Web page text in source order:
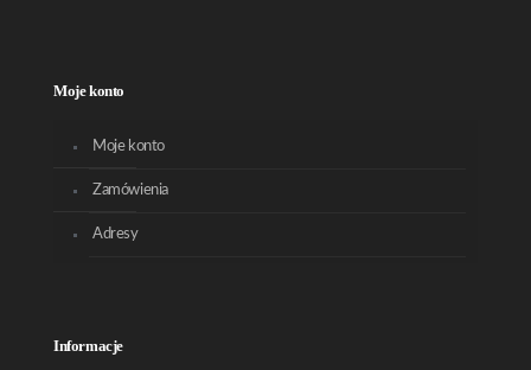
Moje konto
Moje konto
Zamówienia
Adresy
Informacje